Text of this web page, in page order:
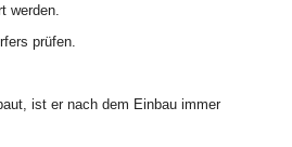
werden.
prüfen.
ist er nach dem Einbau immer